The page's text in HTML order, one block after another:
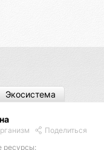
Поделиться
ресурсы:
Экосистема